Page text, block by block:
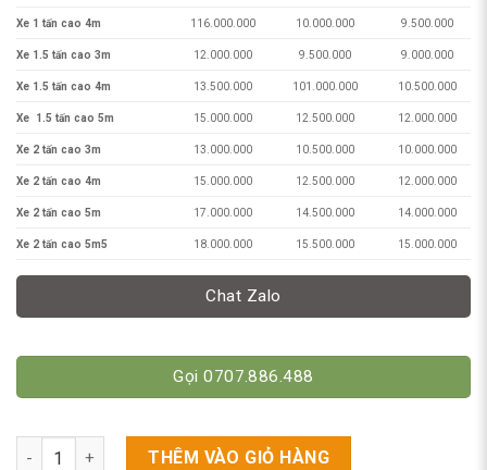
₫7.500.000.
Xe 1 tấn cao 4m 116.000.000 10.000.000 9.500.000
Xe 1.5 tấn cao 3m 12.000.000 9.500.000 9.000.000
Xe 1.5 tấn cao 4m 13.500.000 101.000.000 10.500.000
Xe 1.5 tấn cao 5m 15.000.000 12.500.000 12.000.000
Xe 2 tấn cao 3m 13.000.000 10.500.000 10.000.000
Xe 2 tấn cao 4m 15.000.000 12.500.000 12.000.000
Xe 2 tấn cao 5m 17.000.000 14.500.000 14.000.000
Xe 2 tấn cao 5m5 18.000.000 15.500.000 15.000.000
Chat Zalo
Gọi 0707.886.488
Thuê Xe Nâng Ngồi Lái Chạy Điện Giá Rẻ Số 1 TPHCM - Uy
THÊM VÀO GIỎ HÀNG